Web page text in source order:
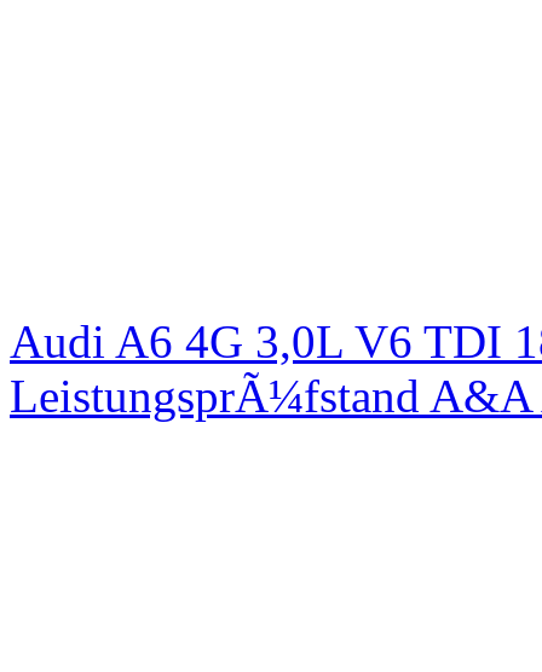
Audi A6 4G 3,0L V6 TDI
LeistungsprÃ¼fstand